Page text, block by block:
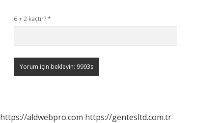
6 + 2 kaçtır?*
https://aldwebpro.com https://gentesltd.com.tr